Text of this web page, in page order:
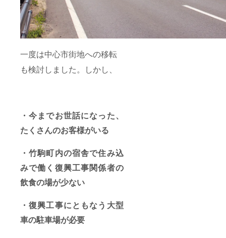
一度は中心市街地への移転
も検討しました。
しかし、
・今までお世話になった、
たくさんのお客様がいる
・竹駒町内の宿舎で住み込
みで働く復興工事関係者の
飲食の場が少ない
・復興工事にともなう大型
車の駐車場が必要